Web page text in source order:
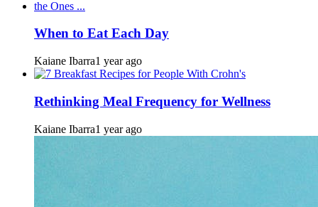
When to Eat Each Day
Kaiane Ibarra1 year ago
Rethinking Meal Frequency for Wellness
Kaiane Ibarra1 year ago